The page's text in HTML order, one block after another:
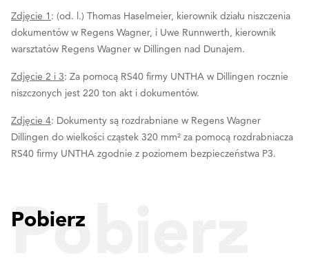
Zdjęcie 1 : (od. l.) Thomas Haselmeier, kierownik działu niszczenia
dokumentów w Regens Wagner, i Uwe Runnwerth, kierownik
warsztatów Regens Wagner w Dillingen nad Dunajem.
Zdjęcie 2 i 3: Za pomocą RS40 firmy UNTHA w Dillingen rocznie
niszczonych jest 220 ton akt i dokumentów.
Zdjęcie 4: Dokumenty są rozdrabniane w Regens Wagner
Dillingen do wielkości cząstek 320 mm² za pomocą rozdrabniacza
RS40 firmy UNTHA zgodnie z poziomem bezpieczeństwa P3.
Pobierz
Pobierz